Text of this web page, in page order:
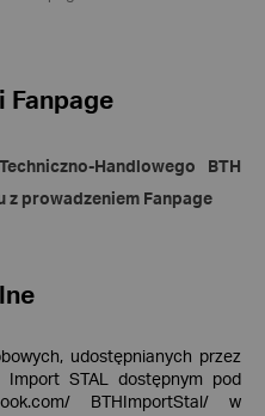
Fanpage
Handlowego BTH
z prowadzeniem Fanpage
udostępnianych przez
Import STAL dostępnym pod
BTHImportStal/ w